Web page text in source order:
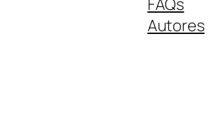
Autores